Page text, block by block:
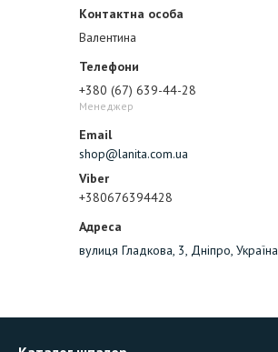
Валентина
+380 (67) 639-44-28
Менеджер
shop@lanita.com.ua
+380676394428
вулиця Гладкова, 3, Дніпро, Україна